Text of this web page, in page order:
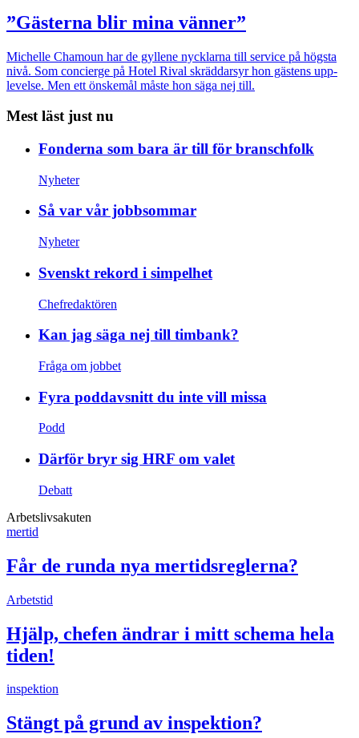
”Gästerna blir mina vänner”
Michelle Chamoun har de gyllene nycklarna till service på högsta
nivå. Som concierge på Hotel Rival skräddarsyr hon gästens upp­
levelse. Men ett önskemål måste hon säga nej till.
Mest läst just nu
Fonderna som bara är till för branschfolk
Nyheter
Så var vår jobbsommar
Nyheter
Svenskt rekord i simpelhet
Chefredaktören
Kan jag säga nej till timbank?
Fråga om jobbet
Fyra poddavsnitt du inte vill missa
Podd
Därför bryr sig HRF om valet
Debatt
Arbetslivsakuten
mertid
Får de runda nya mertidsreglerna?
Arbetstid
Hjälp, chefen ändrar i mitt schema hela
tiden!
inspektion
Stängt på grund av inspektion?